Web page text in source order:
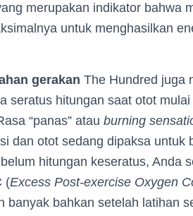
merupakan indikator bahwa
untuk menghasilkan
gerakan The Hundred juga
seratus hitungan saat otot
“panas” atau burning
dan otot sedang dipaksa untuk
hitungan keseratus, Anda
(Excess Post-exercise Oxygen
banyak bahkan setelah latihan